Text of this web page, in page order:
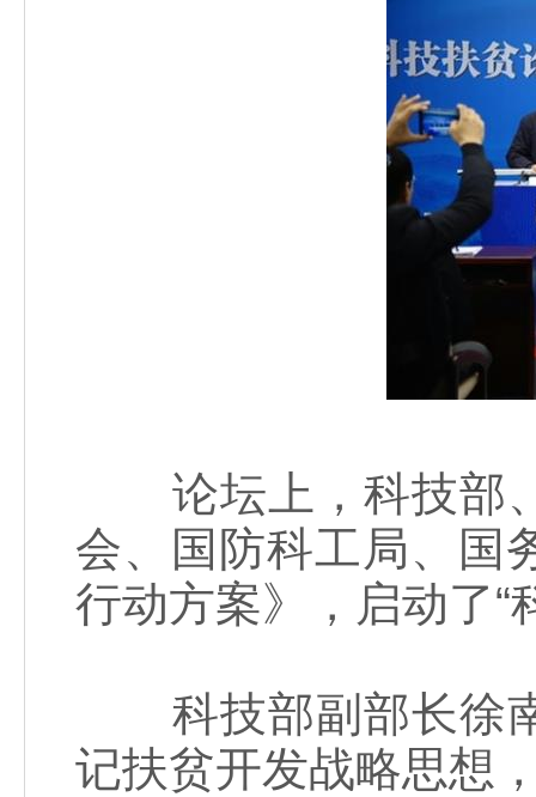
论坛上，科技部、
会、国防科工局、国
行动方案》，启动了“
科技部副部长徐南
记扶贫开发战略思想